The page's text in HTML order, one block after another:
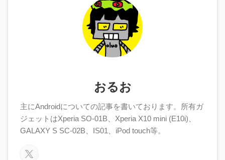
おるお
主にAndroidについての記事を書いております。所有ガ
ジェットはXperia SO-01B、Xperia X10 mini (E10i)、
GALAXY S SC-02B、IS01、iPod touch等。